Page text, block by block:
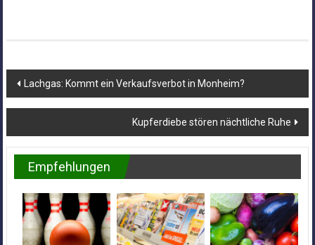
Beitragsnavigation
Lachgas: Kommt ein Verkaufsverbot in Monheim?
Kupferdiebe stören nächtliche Ruhe
Empfehlungen